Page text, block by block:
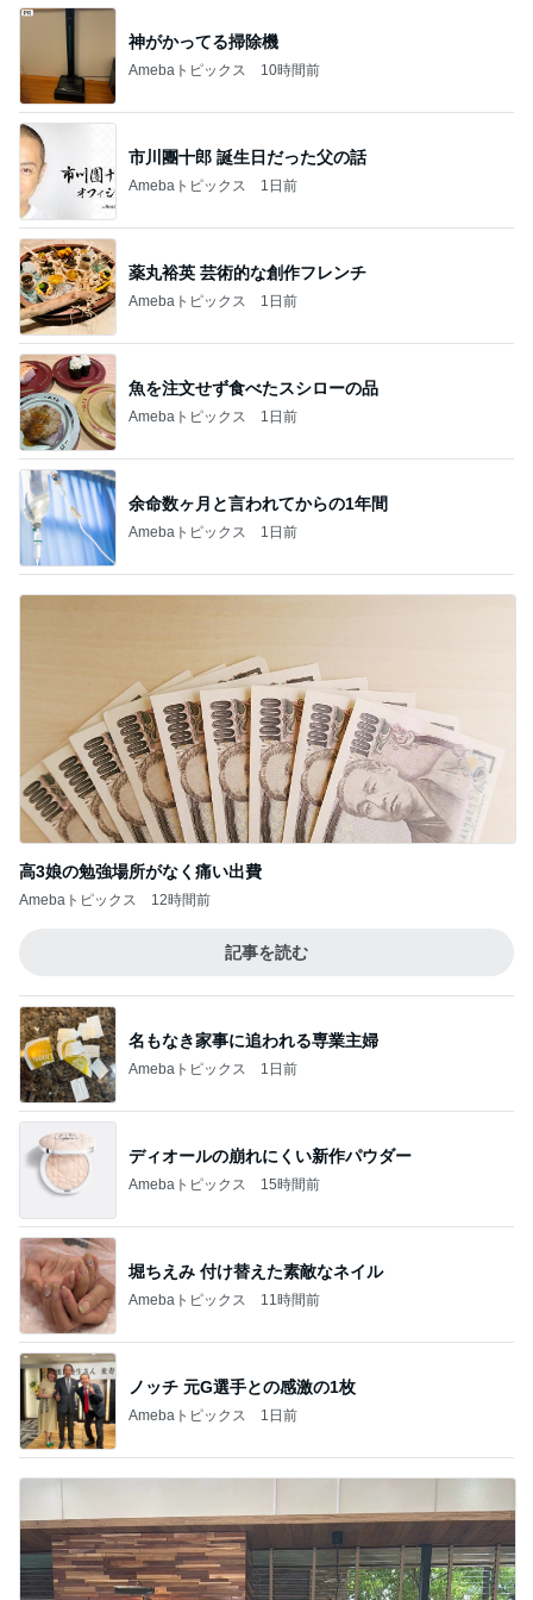
神がかってる掃除機
Amebaトピックス 10時間前
市川團十郎 誕生日だった父の話
Amebaトピックス 1日前
薬丸裕英 芸術的な創作フレンチ
Amebaトピックス 1日前
魚を注文せず食べたスシローの品
Amebaトピックス 1日前
余命数ヶ月と言われてからの1年間
Amebaトピックス 1日前
高3娘の勉強場所がなく痛い出費
Amebaトピックス 12時間前
記事を読む
名もなき家事に追われる専業主婦
Amebaトピックス 1日前
ディオールの崩れにくい新作パウダー
Amebaトピックス 15時間前
堀ちえみ 付け替えた素敵なネイル
Amebaトピックス 11時間前
ノッチ 元G選手との感激の1枚
Amebaトピックス 1日前